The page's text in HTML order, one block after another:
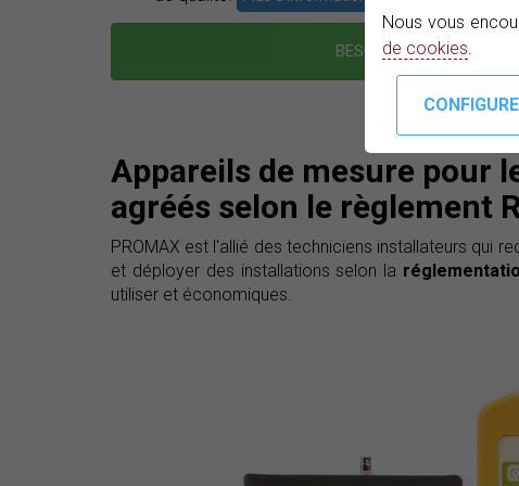
Nous vous
de cookies
BESOIN D'UNE SOLUTION
Appareils de mesure pour
agréés selon le règlement
PROMAX est l'allié des techniciens installateurs qui
et déployer des installations selon la
utiliser et économiques.